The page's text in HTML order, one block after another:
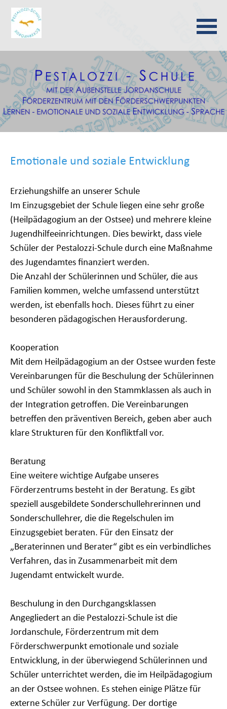
überspringen
Emotionale und soziale Entwicklung
Erziehungshilfe an unserer Schule
Im Einzugsgebiet der Schule liegen eine sehr große
(Heilpädagogium an der Ostsee) und mehrere kleine
Jugendhilfeeinrichtungen. Dies bewirkt, dass viele
Schüler der Pestalozzi-Schule durch eine Maßnahme
des Jugendamtes finanziert werden.
Die Anzahl der Schülerinnen und Schüler, die aus
Familien kommen, welche umfassend unterstützt
werden, ist ebenfalls hoch. Dieses führt zu einer
besonderen pädagogischen Herausforderung.
Kooperation
Mit dem Heilpädagogium an der Ostsee wurden feste
Vereinbarungen für die Beschulung der Schülerinnen
und Schüler sowohl in den Stammklassen als auch in
der Integration getroffen. Die Vereinbarungen
betreffen den präventiven Bereich, geben aber auch
klare Strukturen für den Konfliktfall vor.
Beratung
Eine weitere wichtige Aufgabe unseres
Förderzentrums besteht in der Beratung. Es gibt
speziell ausgebildete Sonderschullehrerinnen und
Sonderschullehrer, die die Regelschulen im
Einzugsgebiet beraten. Für den Einsatz der
„Beraterinnen und Berater“ gibt es ein verbindliches
Verfahren, das in Zusammenarbeit mit dem
Jugendamt entwickelt wurde.
Beschulung in den Durchgangsklassen
Angegliedert an die Pestalozzi-Schule ist die
Jordanschule, Förderzentrum mit dem
Förderschwerpunkt emotionale und soziale
Entwicklung, in der überwiegend Schülerinnen und
Schüler unterrichtet werden, die im Heilpädagogium
an der Ostsee wohnen. Es stehen einige Plätze für
externe Schüler zur Verfügung. Der dortige